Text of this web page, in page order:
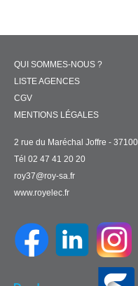
QUI SOMMES-NOUS ?
LISTE AGENCES
CGV
MENTIONS LÉGALES
2 rue du Maréchal Joffre -
Tél 02 47 41 20 20
roy37@roy-sa.fr
www.royelec.fr